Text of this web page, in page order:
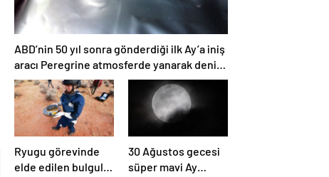
ABD’nin 50 yıl sonra gönderdiği ilk Ay’a iniş
aracı Peregrine atmosferde yanarak denize
düştü
Ryugu görevinde
elde edilen bulgular
30 Ağustos gecesi
süper mavi Ay